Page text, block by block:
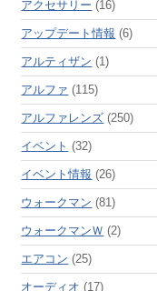
アクセサリー (16)
アップデート情報 (6)
アルティザン (1)
アルファ (115)
アルファレンズ (250)
イベント (32)
イベント情報 (26)
ウォークマン (81)
ウォークマンＷ (2)
エアコン (25)
オーディオ (17)